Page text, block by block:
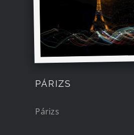
PÁRIZS
Párizs